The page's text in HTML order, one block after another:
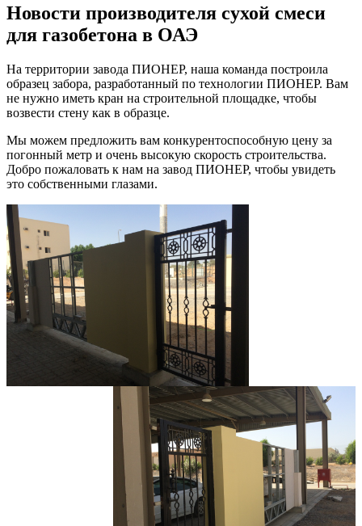
Новости производителя сухой смеси
для газобетона в ОАЭ
На территории завода ПИОНЕР, наша команда построила
образец забора, разработанный по технологии ПИОНЕР. Вам
не нужно иметь кран на строительной площадке, чтобы
возвести стену как в образце.
Мы можем предложить вам конкурентоспособную цену за
погонный метр и очень высокую скорость строительства.
Добро пожаловать к нам на завод ПИОНЕР, чтобы увидеть
это собственными глазами.